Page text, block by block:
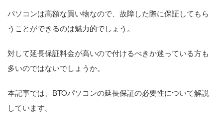
パソコンは高額な買い物なので、故障した際に保証してもら
うことができるのは魅力的でしょう。
対して延長保証料金が高いので付けるべきか迷っている方も
多いのではないでしょうか。
本記事では、BTOパソコンの延長保証の必要性について解説
しています。